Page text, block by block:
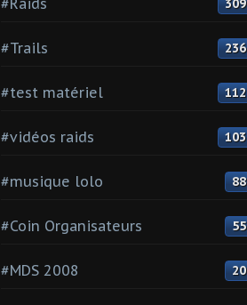
309
#Trails 236
#test matériel 112
#vidéos raids 103
#musique lolo 88
#Coin Organisateurs 55
#MDS 2008 20